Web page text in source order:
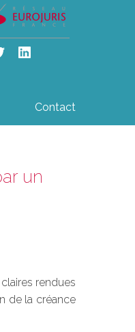
Contact
un
rendues
de la créance